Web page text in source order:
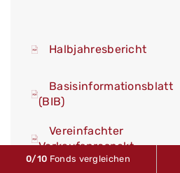
Halbjahresbericht
Basisinformationsblatt
(BIB)
Vereinfachter
Verkaufsprospekt
0/10 Fonds vergleichen